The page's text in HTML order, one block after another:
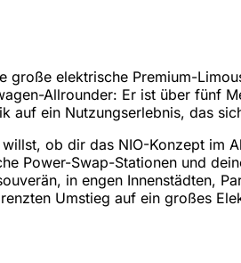
elektrische Premium-
Allrounder: Er ist über fünf
auf ein Nutzungserlebnis, das
ob dir das NIO-Konzept
Power-Swap-Stationen und
in engen Innenstädten,
Umstieg auf ein großes